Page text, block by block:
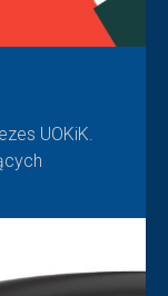
UOKiK.